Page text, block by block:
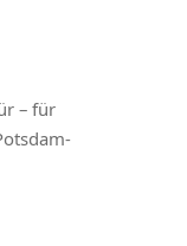
– für